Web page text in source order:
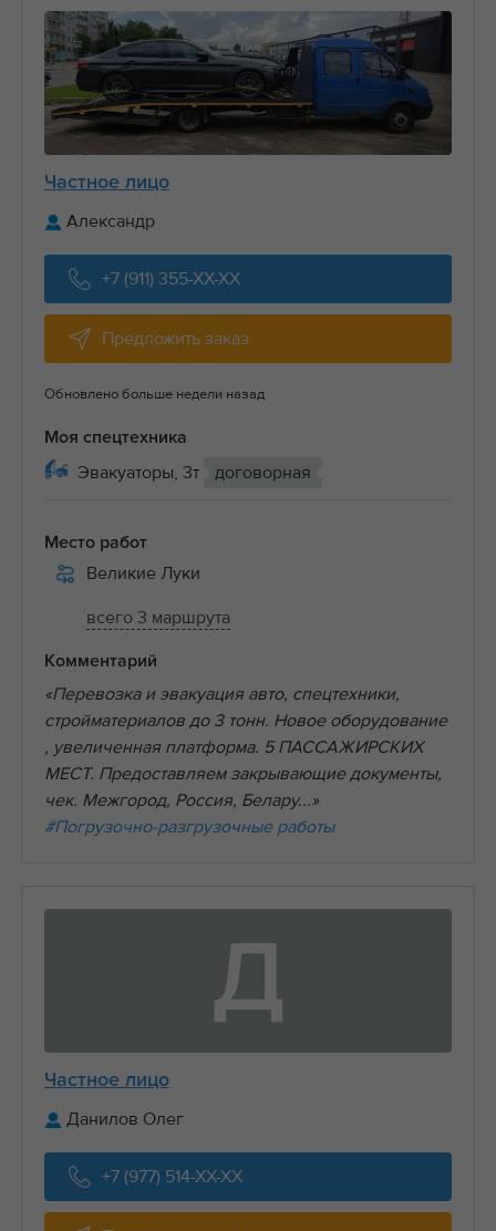
Частное лицо
Александр
+7 (911) 355-XX-XX
Предложить заказ
Обновлено больше недели назад
Моя спецтехника
Эвакуаторы, 3т договорная
Место работ
Великие Луки
всего 3 маршрута
Комментарий
«Перевозка и эвакуация автo, спецтeхники,
стройматериалов дo 3 тонн. Новое оборудование
, увеличенная платформа. 5 ПАССАЖИРСКИХ
МЕСТ. Пpeдоставляeм закрывающие документы,
чек. Межгород, Россия, Белару...»
#Погрузочно-разгрузочные работы
Д
Частное лицо
Данилов Олег
+7 (977) 514-XX-XX